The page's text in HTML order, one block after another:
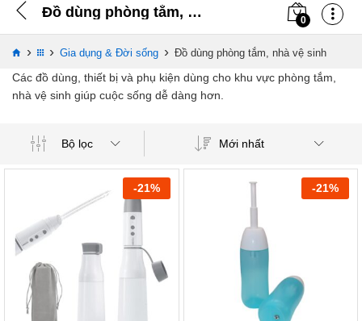
Đồ dùng phòng tắm, nhà vệ sinh 0
› › Gia dụng & Đời sống › Đồ dùng phòng tắm, nhà vệ sinh
Các đồ dùng, thiết bị và phụ kiện dùng cho khu vực phòng tắm,
nhà vệ sinh giúp cuộc sống dễ dàng hơn.
Bộ lọc Mới nhất
-21% -21%